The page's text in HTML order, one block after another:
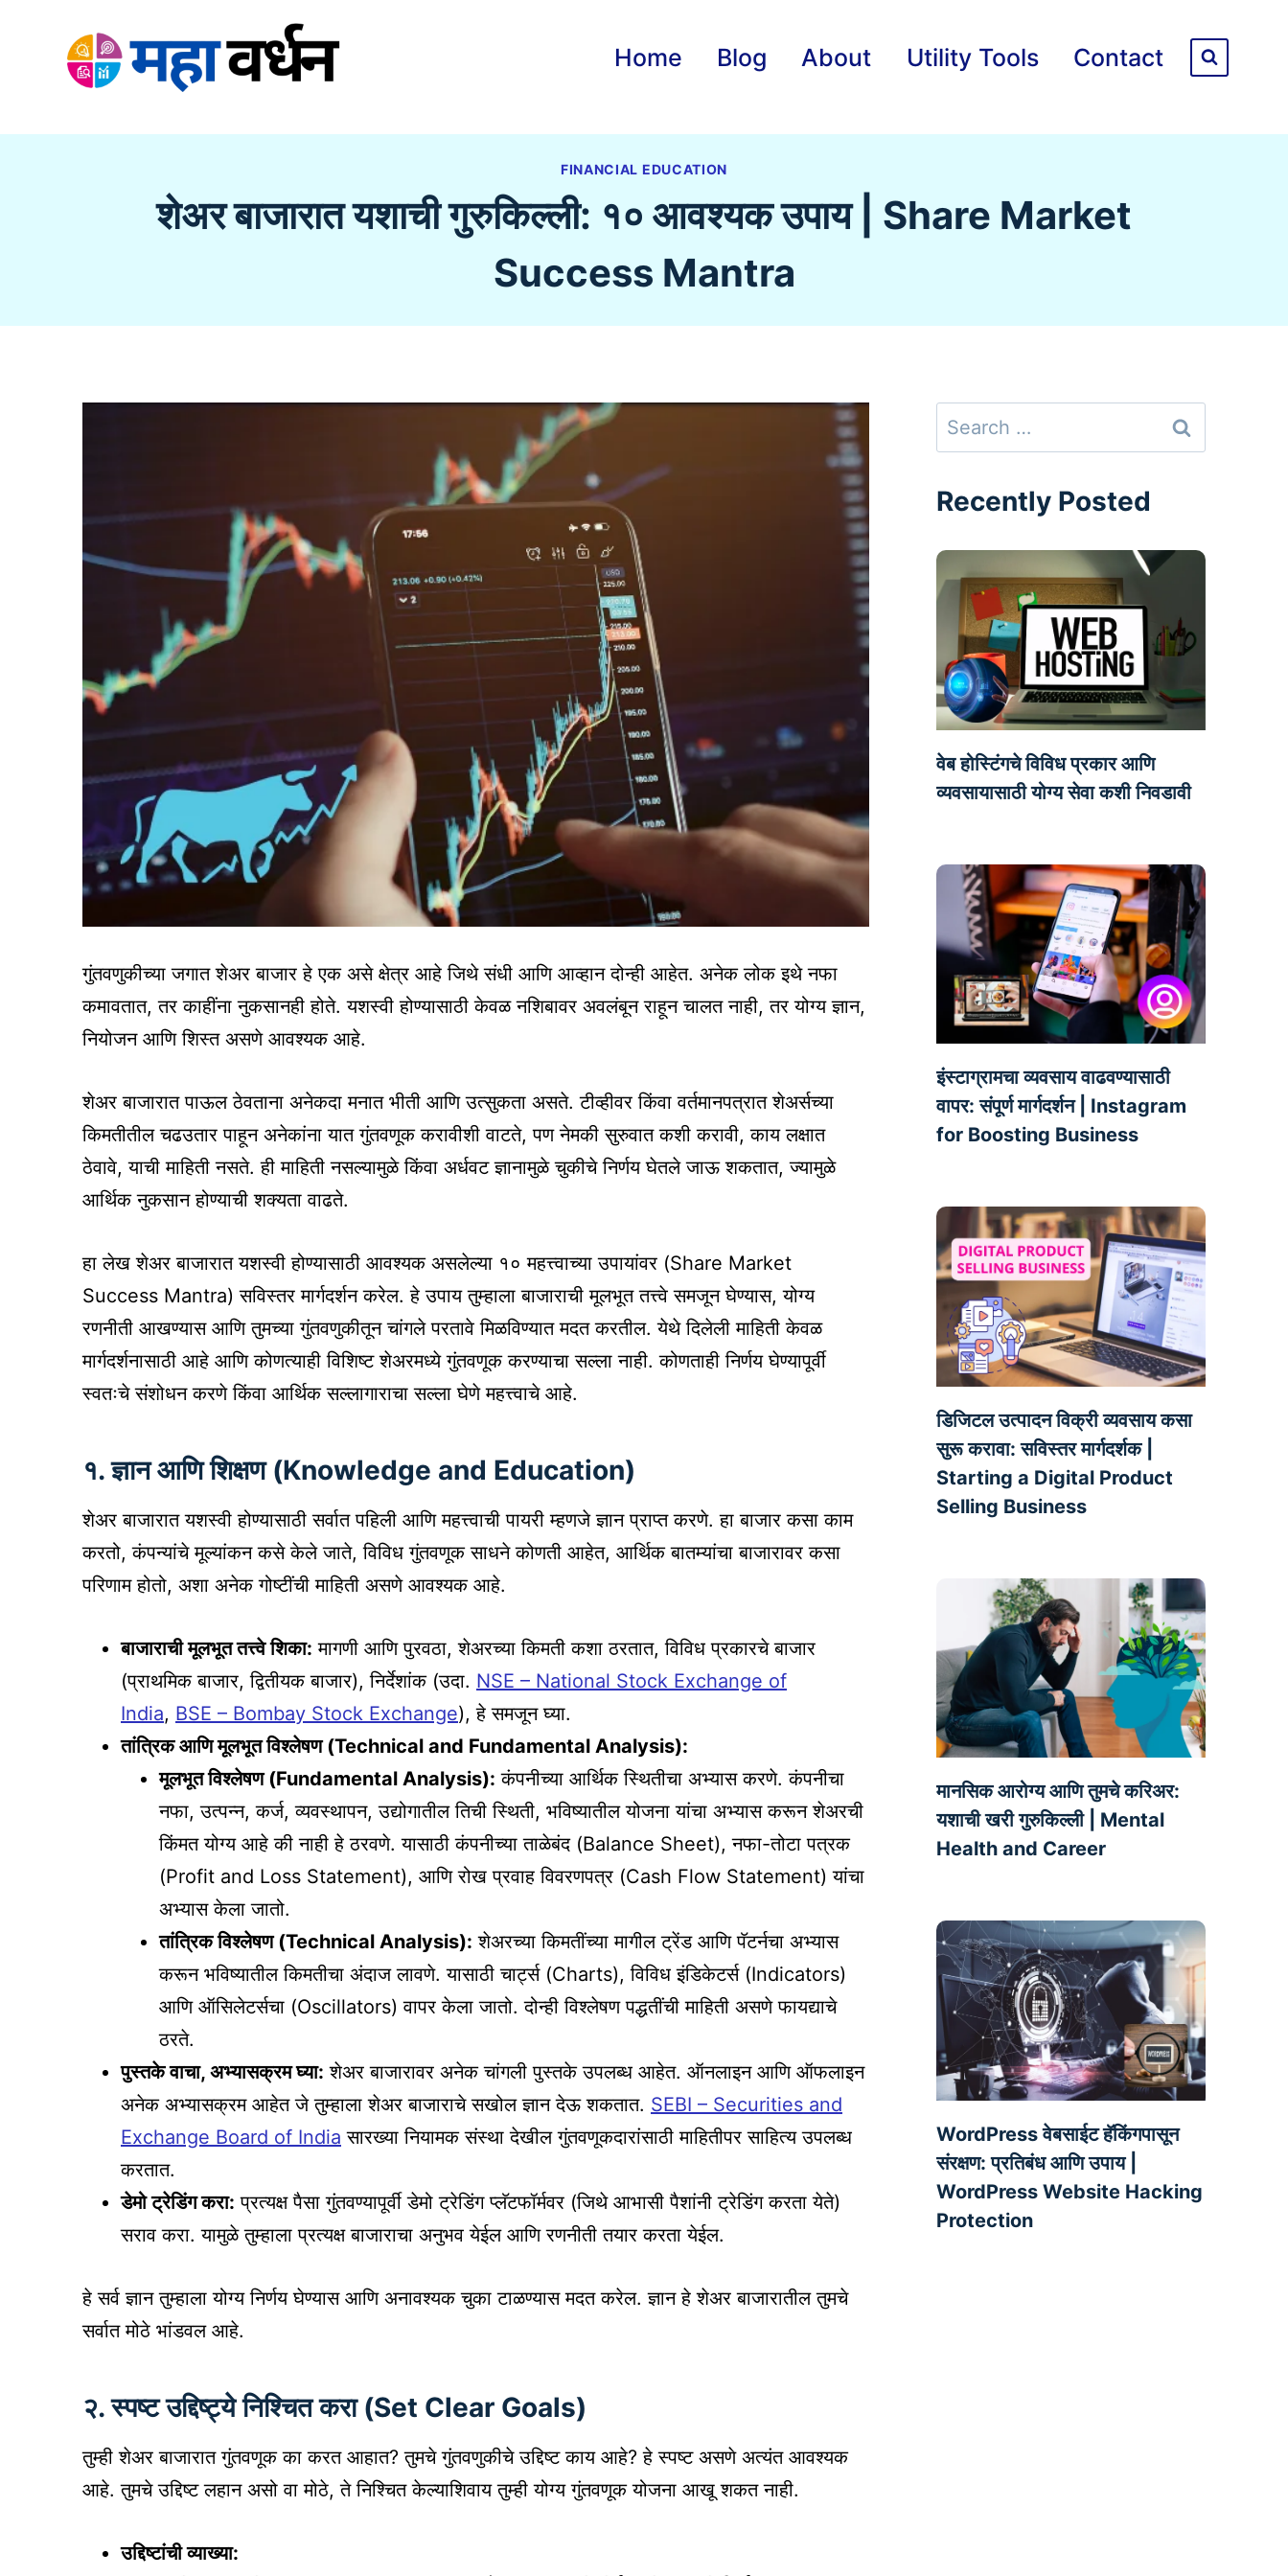
Home Blog About Utility Tools Contact
FINANCIAL EDUCATION
शेअर बाजारात यशाची गुरुकिल्ली: १० आवश्यक उपाय | Share Market
Success Mantra
गुंतवणुकीच्या जगात शेअर बाजार हे एक असे क्षेत्र आहे जिथे संधी आणि आव्हान दोन्ही आहेत. अनेक लोक इथे नफा
कमावतात, तर काहींना नुकसानही होते. यशस्वी होण्यासाठी केवळ नशिबावर अवलंबून राहून चालत नाही, तर योग्य ज्ञान,
नियोजन आणि शिस्त असणे आवश्यक आहे.
शेअर बाजारात पाऊल ठेवताना अनेकदा मनात भीती आणि उत्सुकता असते. टीव्हीवर किंवा वर्तमानपत्रात शेअर्सच्या
किमतीतील चढउतार पाहून अनेकांना यात गुंतवणूक करावीशी वाटते, पण नेमकी सुरुवात कशी करावी, काय लक्षात
ठेवावे, याची माहिती नसते. ही माहिती नसल्यामुळे किंवा अर्धवट ज्ञानामुळे चुकीचे निर्णय घेतले जाऊ शकतात, ज्यामुळे
आर्थिक नुकसान होण्याची शक्यता वाढते.
हा लेख शेअर बाजारात यशस्वी होण्यासाठी आवश्यक असलेल्या १० महत्त्वाच्या उपायांवर (Share Market
Success Mantra) सविस्तर मार्गदर्शन करेल. हे उपाय तुम्हाला बाजाराची मूलभूत तत्त्वे समजून घेण्यास, योग्य
रणनीती आखण्यास आणि तुमच्या गुंतवणुकीतून चांगले परतावे मिळविण्यात मदत करतील. येथे दिलेली माहिती केवळ
मार्गदर्शनासाठी आहे आणि कोणत्याही विशिष्ट शेअरमध्ये गुंतवणूक करण्याचा सल्ला नाही. कोणताही निर्णय घेण्यापूर्वी
स्वतःचे संशोधन करणे किंवा आर्थिक सल्लागाराचा सल्ला घेणे महत्त्वाचे आहे.
१. ज्ञान आणि शिक्षण (Knowledge and Education)
शेअर बाजारात यशस्वी होण्यासाठी सर्वात पहिली आणि महत्त्वाची पायरी म्हणजे ज्ञान प्राप्त करणे. हा बाजार कसा काम
करतो, कंपन्यांचे मूल्यांकन कसे केले जाते, विविध गुंतवणूक साधने कोणती आहेत, आर्थिक बातम्यांचा बाजारावर कसा
परिणाम होतो, अशा अनेक गोष्टींची माहिती असणे आवश्यक आहे.
बाजाराची मूलभूत तत्त्वे शिका: मागणी आणि पुरवठा, शेअरच्या किमती कशा ठरतात, विविध प्रकारचे बाजार
(प्राथमिक बाजार, द्वितीयक बाजार), निर्देशांक (उदा. NSE – National Stock Exchange of
India, BSE – Bombay Stock Exchange), हे समजून घ्या.
तांत्रिक आणि मूलभूत विश्लेषण (Technical and Fundamental Analysis):
मूलभूत विश्लेषण (Fundamental Analysis): कंपनीच्या आर्थिक स्थितीचा अभ्यास करणे. कंपनीचा
नफा, उत्पन्न, कर्ज, व्यवस्थापन, उद्योगातील तिची स्थिती, भविष्यातील योजना यांचा अभ्यास करून शेअरची
किंमत योग्य आहे की नाही हे ठरवणे. यासाठी कंपनीच्या ताळेबंद (Balance Sheet), नफा-तोटा पत्रक
(Profit and Loss Statement), आणि रोख प्रवाह विवरणपत्र (Cash Flow Statement) यांचा
अभ्यास केला जातो.
तांत्रिक विश्लेषण (Technical Analysis): शेअरच्या किमतींच्या मागील ट्रेंड आणि पॅटर्नचा अभ्यास
करून भविष्यातील किमतीचा अंदाज लावणे. यासाठी चार्ट्स (Charts), विविध इंडिकेटर्स (Indicators)
आणि ऑसिलेटर्सचा (Oscillators) वापर केला जातो. दोन्ही विश्लेषण पद्धतींची माहिती असणे फायद्याचे
ठरते.
पुस्तके वाचा, अभ्यासक्रम घ्या: शेअर बाजारावर अनेक चांगली पुस्तके उपलब्ध आहेत. ऑनलाइन आणि ऑफलाइन
अनेक अभ्यासक्रम आहेत जे तुम्हाला शेअर बाजाराचे सखोल ज्ञान देऊ शकतात. SEBI – Securities and
Exchange Board of India सारख्या नियामक संस्था देखील गुंतवणूकदारांसाठी माहितीपर साहित्य उपलब्ध
करतात.
डेमो ट्रेडिंग करा: प्रत्यक्ष पैसा गुंतवण्यापूर्वी डेमो ट्रेडिंग प्लॅटफॉर्मवर (जिथे आभासी पैशांनी ट्रेडिंग करता येते)
सराव करा. यामुळे तुम्हाला प्रत्यक्ष बाजाराचा अनुभव येईल आणि रणनीती तयार करता येईल.
हे सर्व ज्ञान तुम्हाला योग्य निर्णय घेण्यास आणि अनावश्यक चुका टाळण्यास मदत करेल. ज्ञान हे शेअर बाजारातील तुमचे
सर्वात मोठे भांडवल आहे.
२. स्पष्ट उद्दिष्ट्ये निश्चित करा (Set Clear Goals)
तुम्ही शेअर बाजारात गुंतवणूक का करत आहात? तुमचे गुंतवणुकीचे उद्दिष्ट काय आहे? हे स्पष्ट असणे अत्यंत आवश्यक
आहे. तुमचे उद्दिष्ट लहान असो वा मोठे, ते निश्चित केल्याशिवाय तुम्ही योग्य गुंतवणूक योजना आखू शकत नाही.
उद्दिष्टांची व्याख्या:
Search
for:
Recently Posted
वेब होस्टिंगचे विविध प्रकार आणि
व्यवसायासाठी योग्य सेवा कशी निवडावी
इंस्टाग्रामचा व्यवसाय वाढवण्यासाठी
वापर: संपूर्ण मार्गदर्शन | Instagram
for Boosting Business
डिजिटल उत्पादन विक्री व्यवसाय कसा
सुरू करावा: सविस्तर मार्गदर्शक |
Starting a Digital Product
Selling Business
मानसिक आरोग्य आणि तुमचे करिअर:
यशाची खरी गुरुकिल्ली | Mental
Health and Career
WordPress वेबसाईट हॅकिंगपासून
संरक्षण: प्रतिबंध आणि उपाय |
WordPress Website Hacking
Protection